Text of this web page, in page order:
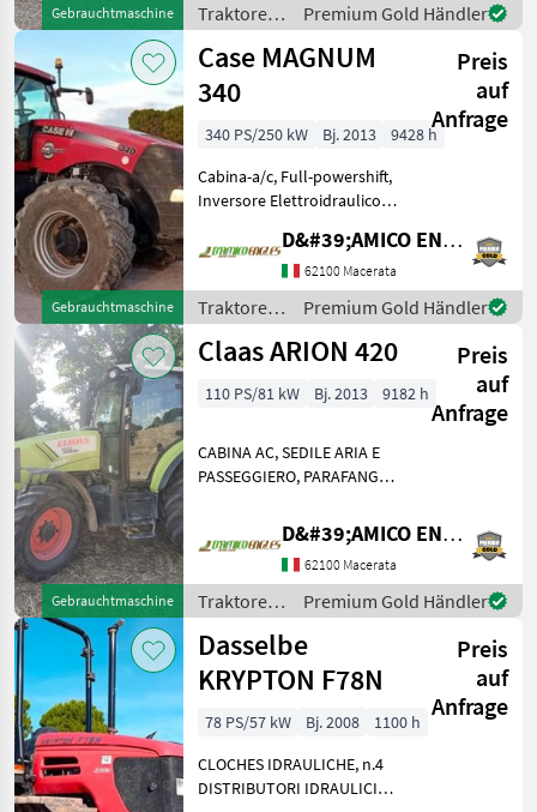
Gebrauchtmaschine
Traktoren
/ New
Holland
Premium Gold Händler
Gebrauchtmaschine
Case MAGNUM
340
Preis
auf
Anfrage
340 PS/250 kW Bj. 2013
9428 h
Cabina-a/c, Full-powershift,
Inversore Elettroidraulico,
distributori, frenatura
terzo punto idraulico cat. 4,
za
D&#39;AMICO ENGLES SRL
62100 Macerata
Traktoren
/ Case IH
Premium Gold Händler
Gebrauchtmaschine
Claas ARION 420
Preis
auf
Anfrage
110 PS/81 kW Bj. 2013 9182 h
CABINA AC, SEDILE ARIA E
PASSEGGIERO, PARAFANGHI
PTO ANTERIORI, 3' PUNTO
IDRUALICO, PRESA ISOBUS,
ZAVORRA 4 QL, PIASTRE
PER FALCIATRICE
FRONTALE, 4
D&#39;AMICO ENGLES SRL
62100 Macerata
Traktoren
/ Claas
Premium Gold Händler
Dasselbe
KRYPTON F78N
Preis
auf
Anfrage
78 PS/57 kW Bj. 2008
1100 h
CLOCHES IDRAULICHE, n.4
DISTRIBUTORI IDRAULICI